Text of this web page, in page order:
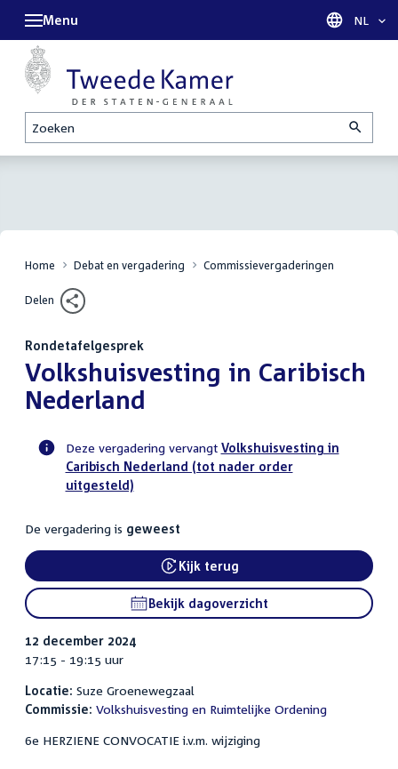
Zoeken
Menu Taal
NL
Home Debat en vergadering Commissievergaderingen
Delen
Rondetafelgesprek
:Volkshuisvesting in Caribisch
Nederland
Voortgangsstatus
commissie
activiteit
Deze vergadering vervangt Volkshuisvesting in
Caribisch Nederland (tot nader order
uitgesteld)
De vergadering is geweest
External link:
Kijk terug
Bekijk dagoverzicht
12 december 2024
17:15 - 19:15 uur
Locatie: Suze Groenewegzaal
Commissie: Volkshuisvesting en Ruimtelijke Ordening
6e HERZIENE CONVOCATIE i.v.m. wijziging